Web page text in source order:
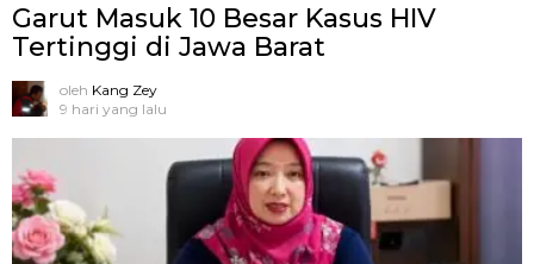
Garut Masuk 10 Besar Kasus HIV
Tertinggi di Jawa Barat
oleh Kang Zey
9 hari yang lalu